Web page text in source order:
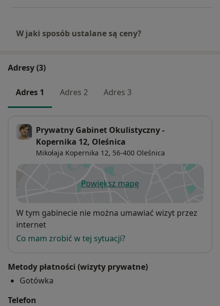
W jaki sposób ustalane są ceny?
Adresy (3)
Adres 1 Adres 2 Adres 3
Prywatny Gabinet Okulistyczny -
Kopernika 12, Oleśnica
Mikołaja Kopernika 12, 56-400 Oleśnica
Powiększ mapęotwiera się w nowej karcie
Dostępność
W tym gabinecie nie można umawiać wizyt przez
internet
Co mam zrobić w tej sytuacji?
Metody płatności (wizyty prywatne)
Gotówka
Telefon